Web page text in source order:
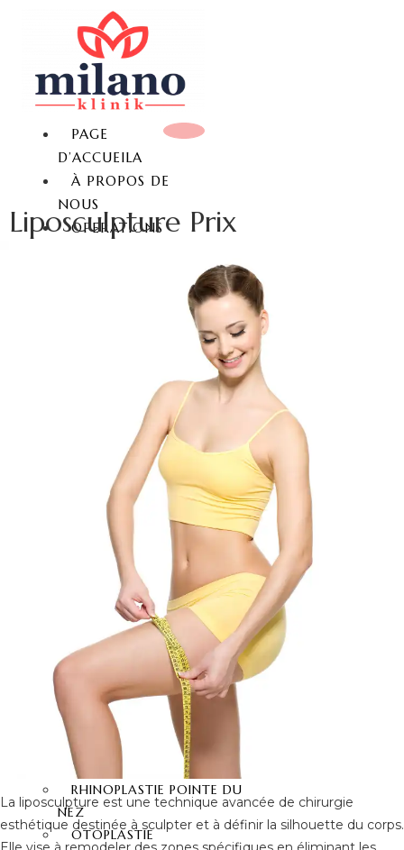
PAGE
D’ACCUEILA
À PROPOS DE
NOUS
OPERATIONS
REDUCTION MAMMAIRE
LIFTING MAMMAIRE
AUGMENTATION
MAMMAIRE SANS
RÉDUCTION MAMELON
GYNECOMASTIE
OPÉRATIONS DU
VISAGE
RHINOPLASTIE
RHINOPLASTIE
SECONDAIRE
LIFTING DU VISAGE
RÉDUCTION DU FRONT
FOX EYES
BICHECTOMIE
BLEPHAROPLASTIE
PRP VISAGE
LIPOFILLING VISAGE
RHINOPLASTIE POINTE DU
NEZ
OTOPLASTIE
Liposculpture Prix
La liposculpture est une technique avancée de chirurgie
esthétique destinée à sculpter et à définir la silhouette du corps.